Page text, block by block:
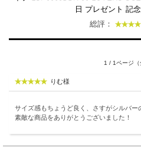
日 プレゼント 記
総評：
1 / 1ページ（
りむ様
サイズ感もちょうど良く、さすがシルバー
素敵な商品をありがとうございました！